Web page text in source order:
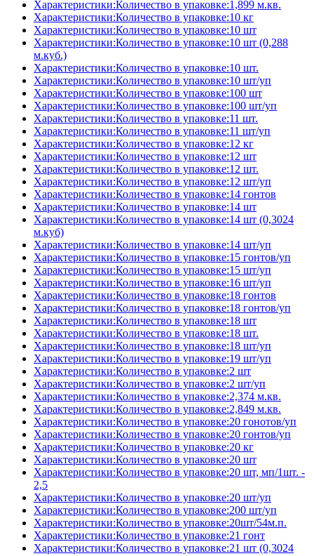
Характеристики:Количество в упаковке:1,899 м.кв.
Характеристики:Количество в упаковке:10 кг
Характеристики:Количество в упаковке:10 шт
Характеристики:Количество в упаковке:10 шт (0,288
м.куб.)
Характеристики:Количество в упаковке:10 шт.
Характеристики:Количество в упаковке:10 шт/уп
Характеристики:Количество в упаковке:100 шт
Характеристики:Количество в упаковке:100 шт/уп
Характеристики:Количество в упаковке:11 шт.
Характеристики:Количество в упаковке:11 шт/уп
Характеристики:Количество в упаковке:12 кг
Характеристики:Количество в упаковке:12 шт
Характеристики:Количество в упаковке:12 шт.
Характеристики:Количество в упаковке:12 шт/уп
Характеристики:Количество в упаковке:14 гонтов
Характеристики:Количество в упаковке:14 шт
Характеристики:Количество в упаковке:14 шт (0,3024
м.куб)
Характеристики:Количество в упаковке:14 шт/уп
Характеристики:Количество в упаковке:15 гонтов/уп
Характеристики:Количество в упаковке:15 шт/уп
Характеристики:Количество в упаковке:16 шт/уп
Характеристики:Количество в упаковке:18 гонтов
Характеристики:Количество в упаковке:18 гонтов/уп
Характеристики:Количество в упаковке:18 шт
Характеристики:Количество в упаковке:18 шт.
Характеристики:Количество в упаковке:18 шт/уп
Характеристики:Количество в упаковке:19 шт/уп
Характеристики:Количество в упаковке:2 шт
Характеристики:Количество в упаковке:2 шт/уп
Характеристики:Количество в упаковке:2,374 м.кв.
Характеристики:Количество в упаковке:2,849 м.кв.
Характеристики:Количество в упаковке:20 гонотов/уп
Характеристики:Количество в упаковке:20 гонтов/уп
Характеристики:Количество в упаковке:20 кг
Характеристики:Количество в упаковке:20 шт
Характеристики:Количество в упаковке:20 шт, мп/1шт. -
2,5
Характеристики:Количество в упаковке:20 шт/уп
Характеристики:Количество в упаковке:200 шт/уп
Характеристики:Количество в упаковке:20шт/54м.п.
Характеристики:Количество в упаковке:21 гонт
Характеристики:Количество в упаковке:21 шт (0,3024